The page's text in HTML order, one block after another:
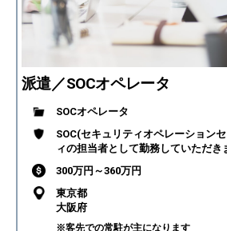
派遣／SOCオペレータ
SOCオペレータ
SOC(セキュリティオペレーション
ィの担当者として勤務していただき
300万円～360万円
東京都
大阪府
※客先での常駐が主になります